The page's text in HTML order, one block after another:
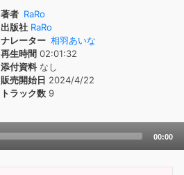
著者 RaRo
出版社 RaRo
ナレーター 相羽あいな
再生時間 02:01:32
添付資料なし
販売開始日 2024/4/22
トラック数 9
00:00